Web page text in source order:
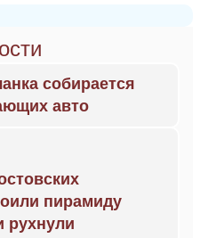
собирается
авто
пирамиду
рухнули